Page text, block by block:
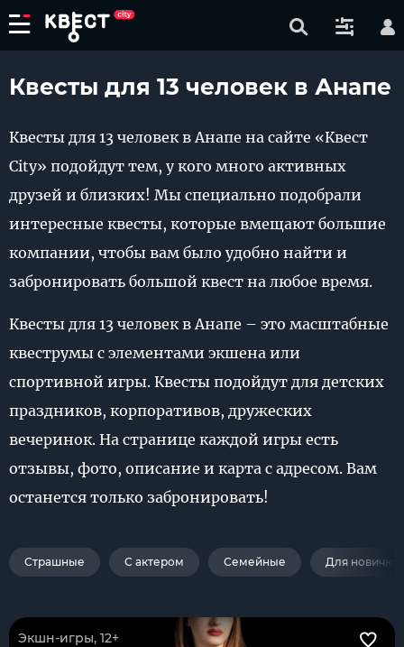
Квесты для 13 человек в Анапе
Квесты для 13 человек в Анапе на сайте «Квест
City» подойдут тем, у кого много активных
друзей и близких! Мы специально подобрали
интересные квесты, которые вмещают большие
компании, чтобы вам было удобно найти и
забронировать большой квест на любое время.
Квесты для 13 человек в Анапе – это масштабные
квеструмы с элементами экшена или
спортивной игры. Квесты подойдут для детских
праздников, корпоративов, дружеских
вечеринок. На странице каждой игры есть
отзывы, фото, описание и карта с адресом. Вам
останется только забронировать!
Страшные С актером Семейные Для новичков
Экшн-игры, 12+